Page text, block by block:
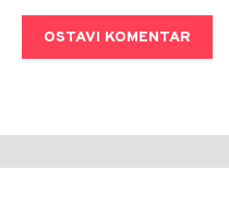
OSTAVI KOMENTAR